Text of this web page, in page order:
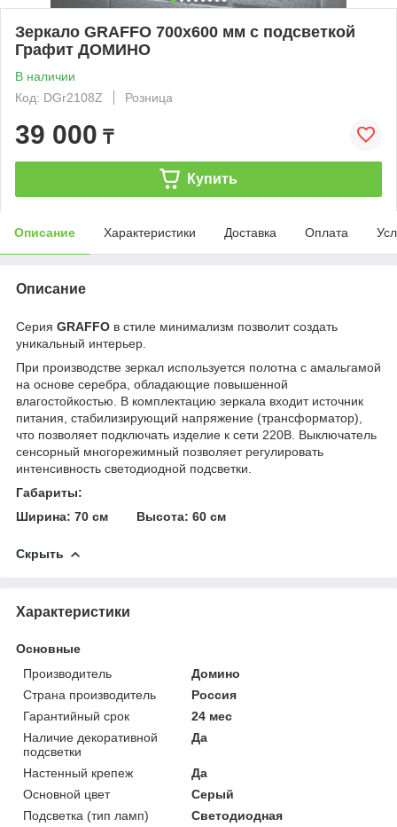
Зеркало GRAFFO 700х600 мм с подсветкой
Графит ДОМИНО
В наличии
Код: DGr2108Z
Розница
39 000 ₸
Купить
Описание Характеристики Доставка Оплата
Описание
Серия GRAFFO в стиле минимализм позволит создать
уникальный интерьер.
При производстве зеркал используется полотна с амальгамой
на основе серебра, обладающие повышенной
влагостойкостью. В комплектацию зеркала входит источник
питания, стабилизирующий напряжение (трансформатор),
что позволяет подключать изделие к сети 220В. Выключатель
сенсорный многорежимный позволяет регулировать
интенсивность светодиодной подсветки.
Габариты:
Ширина: 70 см Высота: 60 см
Скрыть
Характеристики
Основные
Производитель
Домино
Страна производитель
Россия
Гарантийный срок
24 мес
Наличие декоративной
подсветки
Да
Настенный крепеж
Да
Основной цвет
Серый
Подсветка (тип ламп)
Светодиодная